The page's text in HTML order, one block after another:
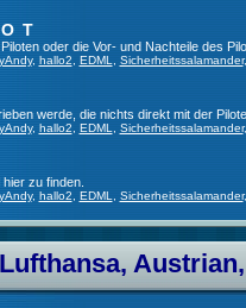
oder die Vor- und Nachteile des
, hallo2 EDML Sicherheitssalamander,
werde, die nichts direkt mit der
, hallo2 EDML Sicherheitssalamander,
zu finden.
, hallo2 EDML Sicherheitssalamander,